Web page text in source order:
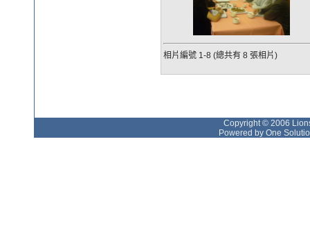
相片編號 1-8 (總共有 8 張相片)
Copyright © 2006
Powered by One